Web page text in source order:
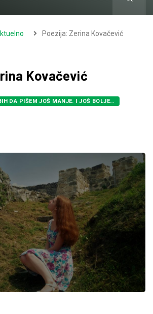
Poezija: Zerina Kovačević
Kovačević
DA PIŠEM JOŠ MANJE. I JOŠ BOLJE…